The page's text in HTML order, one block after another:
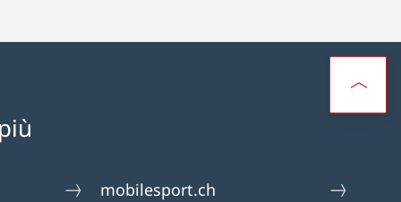
mobilesport.ch